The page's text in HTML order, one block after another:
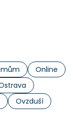
Online
Ovzduší